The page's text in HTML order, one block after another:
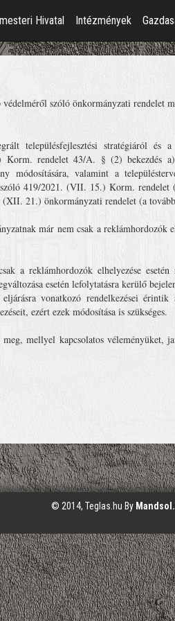
Hivatal Intézmények
védelméről szóló önkormányzati rendelet
településfejlesztési stratégiáról és
rendelet 43/A. § (2) bekezdés
valamint a
419/2021. (VII. 15.) Korm.
21.) önkormányzati rendelet (a
már nem csak a reklámhordozók
a reklámhordozók elhelyezése
esetén lefolytatásra kerülő
vonatkozó rendelkezései
ezért ezek módosítása is szükséges.
mellyel kapcsolatos véleményüket,
© 2014, Teglas.hu By